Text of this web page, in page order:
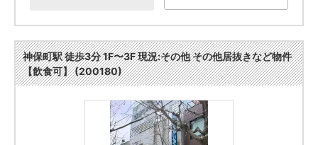
神保町駅 徒歩3分 1F〜3F 現況:その他 その他居抜きなど物件
【飲食可】 (200180)